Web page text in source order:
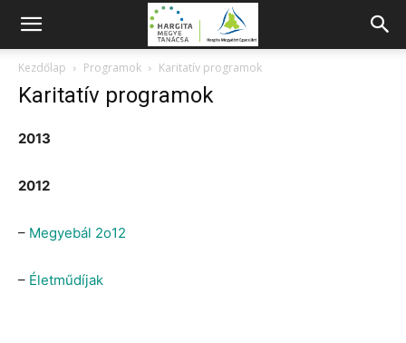
Kezdőlap Programok Karitatív programok
Karitatív programok
2013
2012
– Megyebál 2o12
– Életműdíjak